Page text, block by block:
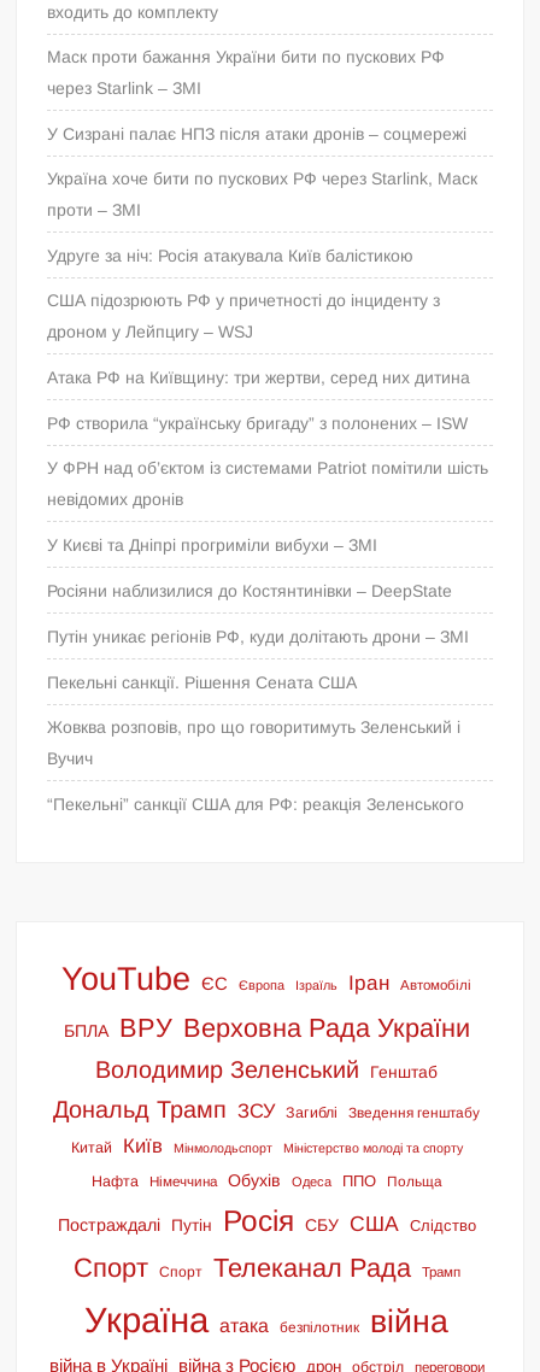
входить до комплекту
Маск проти бажання України бити по пускових РФ
через Starlink – ЗМІ
У Сизрані палає НПЗ після атаки дронів – соцмережі
Україна хоче бити по пускових РФ через Starlink, Маск
проти – ЗМІ
Удруге за ніч: Росія атакувала Київ балістикою
США підозрюють РФ у причетності до інциденту з
дроном у Лейпцигу – WSJ
Атака РФ на Київщину: три жертви, серед них дитина
РФ створила “українську бригаду” з полонених – ISW
У ФРН над об’єктом із системами Patriot помітили шість
невідомих дронів
У Києві та Дніпрі прогриміли вибухи – ЗМІ
Росіяни наблизилися до Костянтинівки – DeepState
Путін уникає регіонів РФ, куди долітають дрони – ЗМІ
Пекельні санкції. Рішення Сената США
Жовква розповів, про що говоритимуть Зеленський і
Вучич
“Пекельні” санкції США для РФ: реакція Зеленського
YouTube ЄС Європа Ізраїль Іран Автомобілі
БПЛА ВРУ Верховна Рада України
Володимир Зеленський Генштаб
Дональд Трамп ЗСУ Загиблі Зведення генштабу
Китай Київ Мінмолодьспорт Міністерство молоді та спорту
Нафта Німеччина Обухів Одеса ППО Польща
Постраждалі Путін Росія СБУ США Слідство
Спорт Спорт Телеканал Рада Трамп
Україна атака безпілотник війна
війна в Україні війна з Росією дрон обстріл переговори